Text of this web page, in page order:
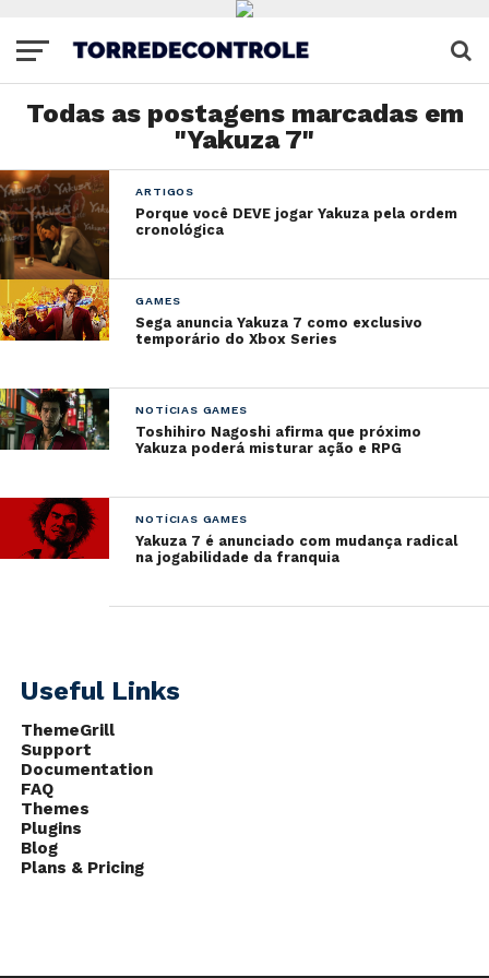
Todas as postagens marcadas em
"Yakuza 7"
ARTIGOS
Porque você DEVE jogar Yakuza pela ordem
cronológica
GAMES
Sega anuncia Yakuza 7 como exclusivo
temporário do Xbox Series
NOTÍCIAS GAMES
Toshihiro Nagoshi afirma que próximo
Yakuza poderá misturar ação e RPG
NOTÍCIAS GAMES
Yakuza 7 é anunciado com mudança radical
na jogabilidade da franquia
Useful Links
ThemeGrill
Support
Documentation
FAQ
Themes
Plugins
Blog
Plans & Pricing